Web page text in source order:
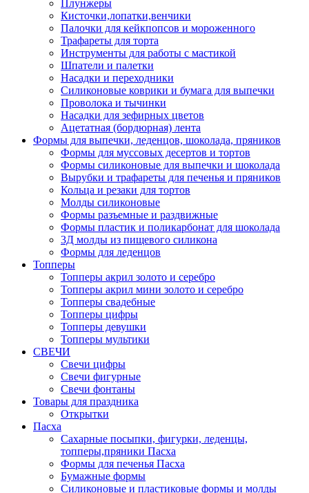
Плунжеры
Кисточки,лопатки,венчики
Палочки для кейкпопсов и мороженного
Трафареты для торта
Инструменты для работы с мастикой
Шпатели и палетки
Насадки и переходники
Силиконовые коврики и бумага для выпечки
Проволока и тычинки
Насадки для зефирных цветов
Ацетатная (бордюрная) лента
Формы для выпечки, леденцов, шоколада, пряников
Формы для муссовых десертов и тортов
Формы силиконовые для выпечки и шоколада
Вырубки и трафареты для печенья и пряников
Кольца и резаки для тортов
Молды силиконовые
Формы разъемные и раздвижные
Формы пластик и поликарбонат для шоколада
3Д молды из пищевого силикона
Формы для леденцов
Топперы
Топперы акрил золото и серебро
Топперы акрил мини золото и серебро
Топперы свадебные
Топперы цифры
Топперы девушки
Топперы мультики
СВЕЧИ
Свечи цифры
Свечи фигурные
Свечи фонтаны
Товары для праздника
Открытки
Пасха
Сахарные посыпки, фигурки, леденцы,
топперы,пряники Пасха
Формы для печенья Пасха
Бумажные формы
Силиконовые и пластиковые формы и молды